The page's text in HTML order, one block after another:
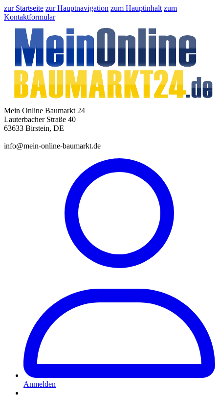
zur Startseite zur Hauptnavigation zum Hauptinhalt zum
Kontaktformular
Mein Online Baumarkt 24
Lauterbacher Straße 40
63633 Birstein, DE
info@mein-online-baumarkt.de
Anmelden